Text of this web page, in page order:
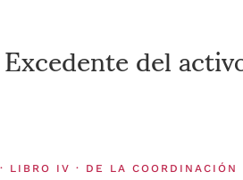
del
LIBRO IV · DE LA COORDINACIÓN